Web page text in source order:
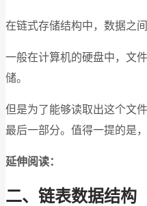
在链式存储结构中，数据之
一般在计算机的硬盘中，文
储。
但是为了能够读取出这个文
最后一部分。值得一提的是
延伸阅读：
二、链表数据结构